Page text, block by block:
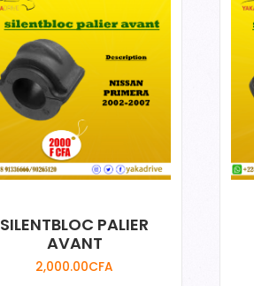
SILENTBLOC PALIER
AVANT
2,000.00CFA